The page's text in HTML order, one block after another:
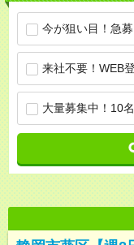
今が狙い目！急募
来社不要！WEB
大量募集中！10